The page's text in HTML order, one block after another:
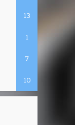
13
1
7
10